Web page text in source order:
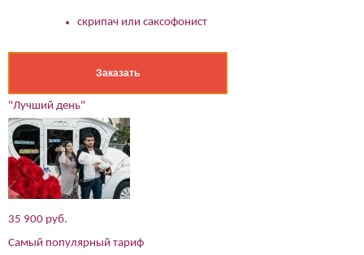
скрипач или саксофонист
Заказать
"Лучший день"
35 900 руб.
Самый популярный тариф